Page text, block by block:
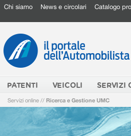
Chi siamo News e circolari Catalogo
PATENTI VEICOLI SERVIZI
Servizi online // Ricerca e Gestione UMC